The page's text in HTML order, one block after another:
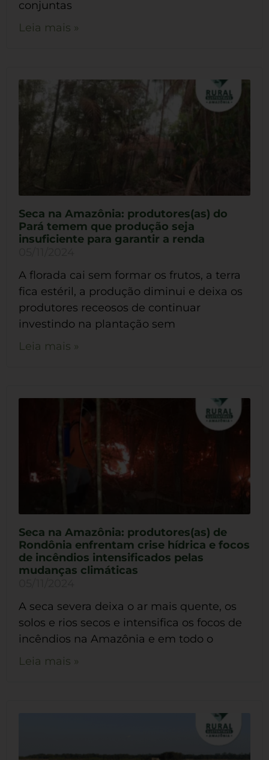
conjuntas
Leia mais »
Seca na Amazônia: produtores(as) do
Pará temem que produção seja
insuficiente para garantir a renda
A florada cai sem formar os frutos, a terra
fica estéril, a produção diminui e deixa os
produtores receosos de continuar
investindo na plantação sem
Leia mais »
Seca na Amazônia: produtores(as) de
Rondônia enfrentam crise hídrica e focos
de incêndios intensificados pelas
mudanças climáticas
A seca severa deixa o ar mais quente, os
solos e rios secos e intensifica os focos de
incêndios na Amazônia e em todo o
Leia mais »